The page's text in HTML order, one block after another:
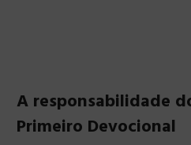
A responsabilidade
Primeiro Devocional